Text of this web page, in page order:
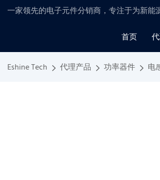
一家领先的电子元件分销商，专注于为新能
首页
Eshine Tech 代理产品 功率器件 电